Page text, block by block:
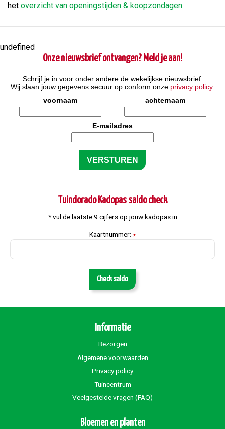
het overzicht van openingstijden & koopzondagen.
undefined
Onze nieuwsbrief ontvangen? Meld je aan!
Schrijf je in voor onder andere de wekelijkse nieuwsbrief:
Wij slaan jouw gegevens secuur op conform onze privacy policy.
voornaam
achternaam
E-mailadres
Tuindorado Kadopas saldo check
* vul de laatste 9 cijfers op jouw kadopas in
Kaartnummer: *
Check saldo
Informatie
Bezorgen
Algemene voorwaarden
Privacy policy
Tuincentrum
Veelgestelde vragen (FAQ)
Bloemen en planten